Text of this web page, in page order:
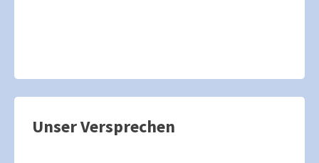
Unser Versprechen